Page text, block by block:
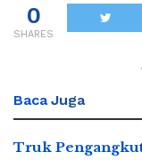
0
SHARES
Baca Juga
Truk